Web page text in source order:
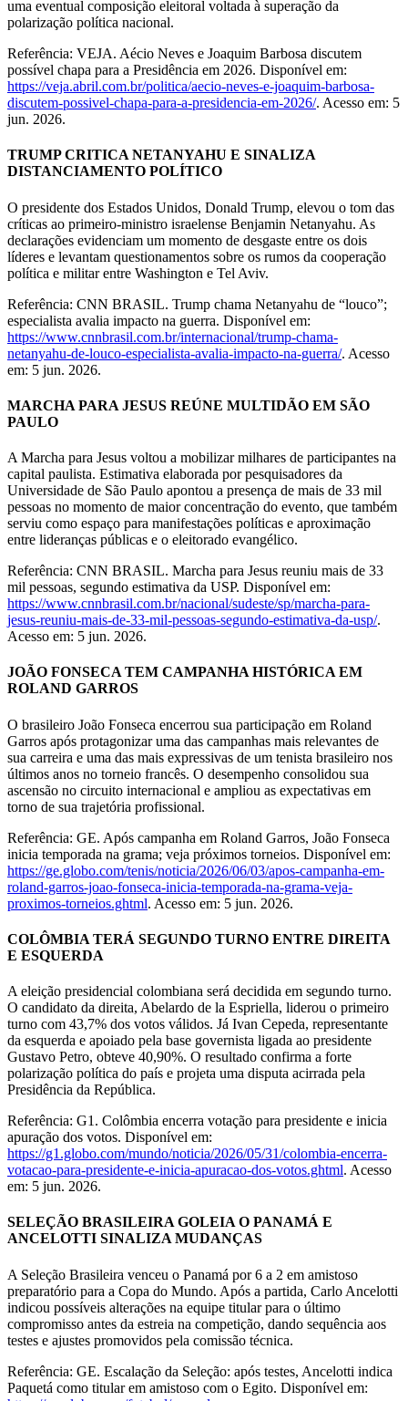
uma eventual composição eleitoral voltada à superação da
polarização política nacional.
Referência: VEJA. Aécio Neves e Joaquim Barbosa discutem
possível chapa para a Presidência em 2026. Disponível em:
https://veja.abril.com.br/politica/aecio-neves-e-joaquim-barbosa-
discutem-possivel-chapa-para-a-presidencia-em-2026/. Acesso em: 5
jun. 2026.
TRUMP CRITICA NETANYAHU E SINALIZA
DISTANCIAMENTO POLÍTICO
O presidente dos Estados Unidos, Donald Trump, elevou o tom das
críticas ao primeiro-ministro israelense Benjamin Netanyahu. As
declarações evidenciam um momento de desgaste entre os dois
líderes e levantam questionamentos sobre os rumos da cooperação
política e militar entre Washington e Tel Aviv.
Referência: CNN BRASIL. Trump chama Netanyahu de “louco”;
especialista avalia impacto na guerra. Disponível em:
https://www.cnnbrasil.com.br/internacional/trump-chama-
netanyahu-de-louco-especialista-avalia-impacto-na-guerra/. Acesso
em: 5 jun. 2026.
MARCHA PARA JESUS REÚNE MULTIDÃO EM SÃO
PAULO
A Marcha para Jesus voltou a mobilizar milhares de participantes na
capital paulista. Estimativa elaborada por pesquisadores da
Universidade de São Paulo apontou a presença de mais de 33 mil
pessoas no momento de maior concentração do evento, que também
serviu como espaço para manifestações políticas e aproximação
entre lideranças públicas e o eleitorado evangélico.
Referência: CNN BRASIL. Marcha para Jesus reuniu mais de 33
mil pessoas, segundo estimativa da USP. Disponível em:
https://www.cnnbrasil.com.br/nacional/sudeste/sp/marcha-para-
jesus-reuniu-mais-de-33-mil-pessoas-segundo-estimativa-da-usp/.
Acesso em: 5 jun. 2026.
JOÃO FONSECA TEM CAMPANHA HISTÓRICA EM
ROLAND GARROS
O brasileiro João Fonseca encerrou sua participação em Roland
Garros após protagonizar uma das campanhas mais relevantes de
sua carreira e uma das mais expressivas de um tenista brasileiro nos
últimos anos no torneio francês. O desempenho consolidou sua
ascensão no circuito internacional e ampliou as expectativas em
torno de sua trajetória profissional.
Referência: GE. Após campanha em Roland Garros, João Fonseca
inicia temporada na grama; veja próximos torneios. Disponível em:
https://ge.globo.com/tenis/noticia/2026/06/03/apos-campanha-em-
roland-garros-joao-fonseca-inicia-temporada-na-grama-veja-
proximos-torneios.ghtml. Acesso em: 5 jun. 2026.
COLÔMBIA TERÁ SEGUNDO TURNO ENTRE DIREITA
E ESQUERDA
A eleição presidencial colombiana será decidida em segundo turno.
O candidato da direita, Abelardo de la Espriella, liderou o primeiro
turno com 43,7% dos votos válidos. Já Ivan Cepeda, representante
da esquerda e apoiado pela base governista ligada ao presidente
Gustavo Petro, obteve 40,90%. O resultado confirma a forte
polarização política do país e projeta uma disputa acirrada pela
Presidência da República.
Referência: G1. Colômbia encerra votação para presidente e inicia
apuração dos votos. Disponível em:
https://g1.globo.com/mundo/noticia/2026/05/31/colombia-encerra-
votacao-para-presidente-e-inicia-apuracao-dos-votos.ghtml. Acesso
em: 5 jun. 2026.
SELEÇÃO BRASILEIRA GOLEIA O PANAMÁ E
ANCELOTTI SINALIZA MUDANÇAS
A Seleção Brasileira venceu o Panamá por 6 a 2 em amistoso
preparatório para a Copa do Mundo. Após a partida, Carlo Ancelotti
indicou possíveis alterações na equipe titular para o último
compromisso antes da estreia na competição, dando sequência aos
testes e ajustes promovidos pela comissão técnica.
Referência: GE. Escalação da Seleção: após testes, Ancelotti indica
Paquetá como titular em amistoso com o Egito. Disponível em: